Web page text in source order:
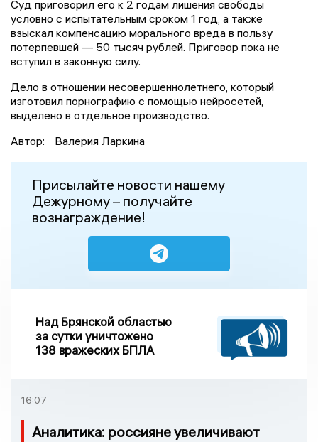
Суд приговорил его к 2 годам лишения свободы
условно с испытательным сроком 1 год, а также
взыскал компенсацию морального вреда в пользу
потерпевшей — 50 тысяч рублей. Приговор пока не
вступил в законную силу.
Дело в отношении несовершеннолетнего, который
изготовил порнографию с помощью нейросетей,
выделено в отдельное производство.
Автор:
Валерия Ларкина
Присылайте новости нашему
Дежурному – получайте
вознаграждение!
Над Брянской областью
за сутки уничтожено
138 вражеских БПЛА
16:07
Аналитика: россияне увеличивают